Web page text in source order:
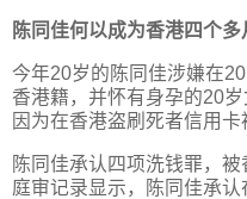
陈同佳何以成为香港四个多
今年20岁的陈同佳涉嫌在
香港籍，并怀有身孕的20
因为在香港盗刷死者信用卡
陈同佳承认四项洗钱罪，
庭审记录显示，陈同佳承